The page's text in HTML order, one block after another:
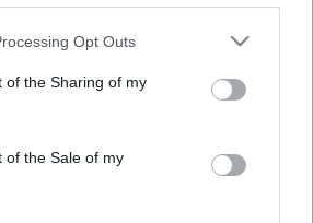
app uses one or more Google
or usage behaviour. You may click to
to Google and its third-party tags to
specified purposes in below Google
Opt Outs
of the Sharing of my
of the Sale of my